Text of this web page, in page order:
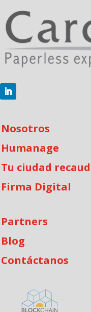
Nosotros
Humanage
Tu ciudad
Firma Digital
Partners
Blog
Contáctanos